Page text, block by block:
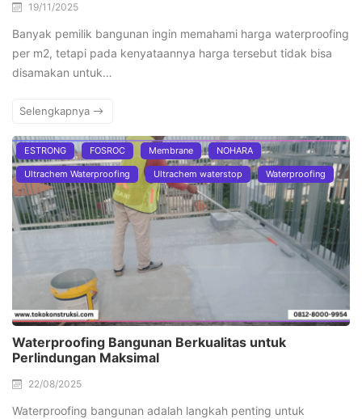
19/11/2025
Banyak pemilik bangunan ingin memahami harga waterproofing
per m2, tetapi pada kenyataannya harga tersebut tidak bisa
disamakan untuk…
Selengkapnya
ESTRONG FOSROC Membrane NOHARA
Ultrachem Waterproofing Ultrachem waterstop Waterproofing
Waterproofing Bangunan Berkualitas untuk
Perlindungan Maksimal
22/08/2025
Waterproofing bangunan adalah langkah penting untuk